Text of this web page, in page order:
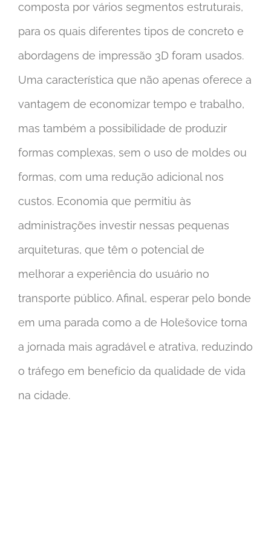
composta por vários segmentos estruturais,
para os quais diferentes tipos de concreto e
abordagens de impressão 3D foram usados.
Uma característica que não apenas oferece a
vantagem de economizar tempo e trabalho,
mas também a possibilidade de produzir
formas complexas, sem o uso de moldes ou
formas, com uma redução adicional nos
custos. Economia que permitiu às
administrações investir nessas pequenas
arquiteturas, que têm o potencial de
melhorar a experiência do usuário no
transporte público. Afinal, esperar pelo bonde
em uma parada como a de Holešovice torna
a jornada mais agradável e atrativa, reduzindo
o tráfego em benefício da qualidade de vida
na cidade.